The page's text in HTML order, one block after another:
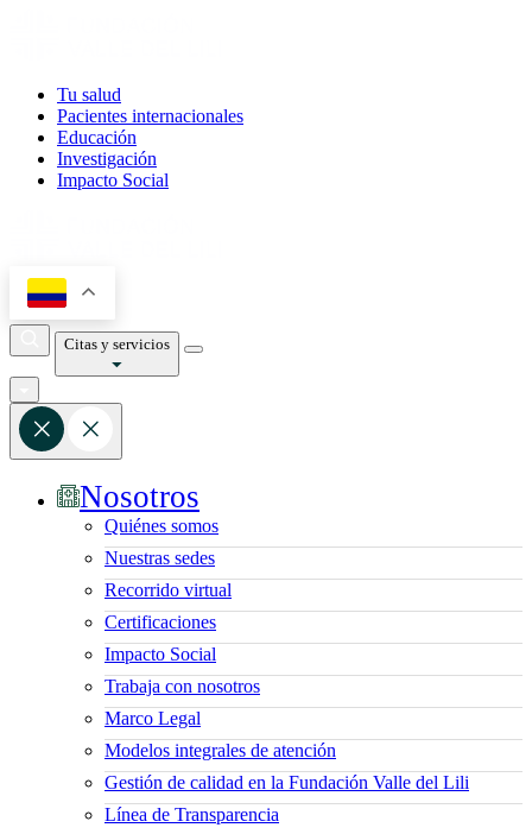
Tu salud
Pacientes internacionales
Educación
Investigación
Impacto Social
Citas y servicios
Nosotros
Quiénes somos
Nuestras sedes
Recorrido virtual
Certificaciones
Impacto Social
Trabaja con nosotros
Marco Legal
Modelos integrales de atención
Gestión de calidad en la Fundación Valle del Lili
Línea de Transparencia